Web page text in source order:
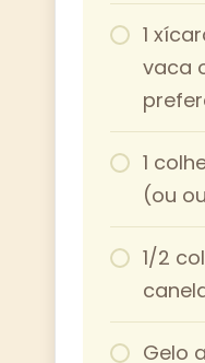
1
vaca
1
(ou
1/2
Gelo